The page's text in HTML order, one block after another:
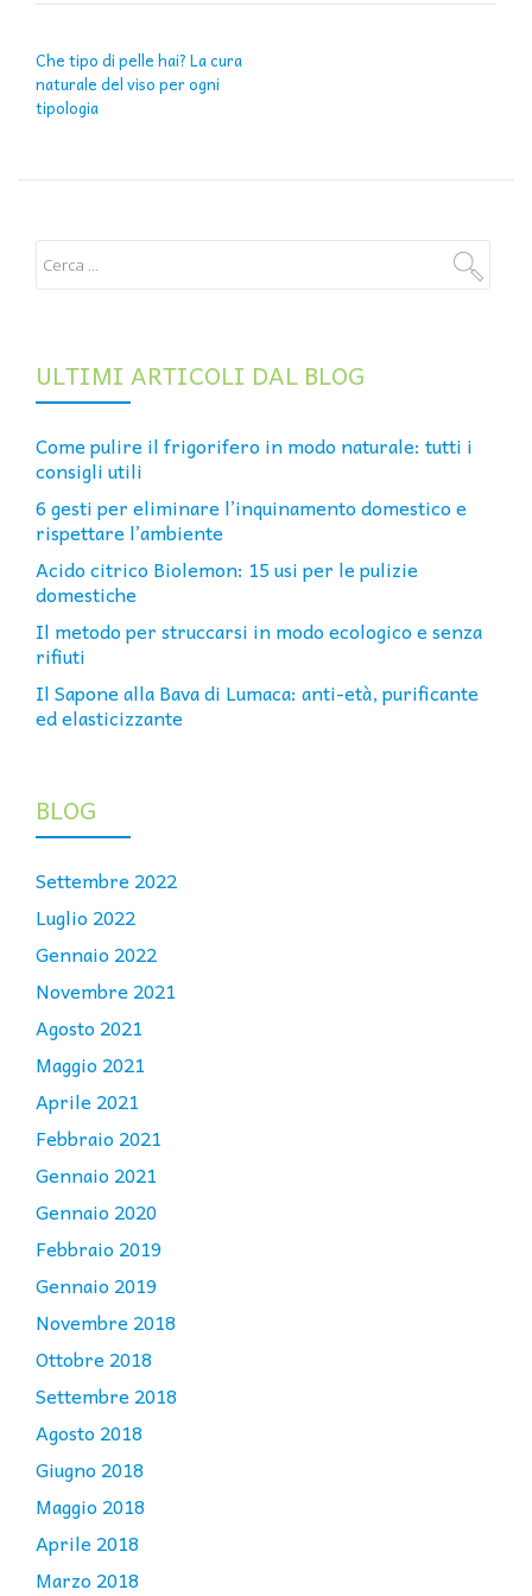
Che tipo di pelle hai? La cura
naturale del viso per ogni
tipologia
ULTIMI ARTICOLI DAL BLOG
Come pulire il frigorifero in modo naturale: tutti i
consigli utili
6 gesti per eliminare l’inquinamento domestico e
rispettare l’ambiente
Acido citrico Biolemon: 15 usi per le pulizie
domestiche
Il metodo per struccarsi in modo ecologico e senza
rifiuti
Il Sapone alla Bava di Lumaca: anti-età, purificante
ed elasticizzante
BLOG
Settembre 2022
Luglio 2022
Gennaio 2022
Novembre 2021
Agosto 2021
Maggio 2021
Aprile 2021
Febbraio 2021
Gennaio 2021
Gennaio 2020
Febbraio 2019
Gennaio 2019
Novembre 2018
Ottobre 2018
Settembre 2018
Agosto 2018
Giugno 2018
Maggio 2018
Aprile 2018
Marzo 2018